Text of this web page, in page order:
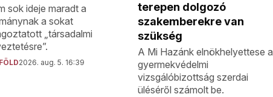
sok ideje maradt a
a sokat
„társadalmi
2026. aug. 5. 16:39
terepen dolgozó
szakemberekre van
szükség
A Mi Hazánk elnökhelyettese a
gyermekvédelmi
vizsgálóbizottság szerdai
üléséről számolt be.